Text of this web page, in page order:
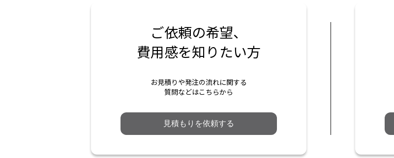
ご依頼の希望、
費用感を知りたい方
お見積りや発注の流れに関する
質問などはこちらから
見積もりを依頼する